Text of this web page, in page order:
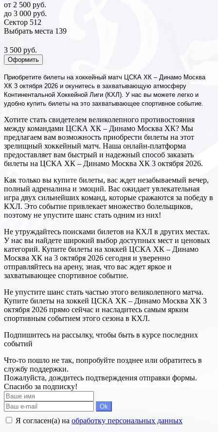
от 2 500 руб.
до 3 000 руб.
Сектор 512
Выбрать места 139
3 500 руб.
Оформить
Приобретите билеты на хоккейный матч ЦСКА ХК – Динамо Москва
ХК 3 октября 2026 и окунитесь в захватывающую атмосферу
Континентальной Хоккейной Лиги (КХЛ). У нас вы можете легко и
удобно купить билеты на это захватывающее спортивное событие.
Хотите стать свидетелем великолепного противостояния
между командами ЦСКА ХК – Динамо Москва ХК? Мы
предлагаем вам возможность приобрести билеты на этот
зрелищный хоккейный матч. Наша онлайн-платформа
предоставляет вам быстрый и надежный способ заказать
билеты на ЦСКА ХК – Динамо Москва ХК 3 октября 2026.
Как только вы купите билеты, вас ждет незабываемый вечер,
полный адреналина и эмоций. Вас ожидает увлекательная
игра двух сильнейших команд, которые сражаются за победу в
КХЛ. Это событие привлекает множество болельщиков,
поэтому не упустите шанс стать одним из них!
Не утруждайтесь поисками билетов на КХЛ в других местах.
У нас вы найдете широкий выбор доступных мест и ценовых
категорий. Купите билеты на хоккей ЦСКА ХК – Динамо
Москва ХК на 3 октября 2026 сегодня и уверенно
отправляйтесь на арену, зная, что вас ждет яркое и
захватывающее спортивное событие.
Не упустите шанс стать частью этого великолепного матча.
Купите билеты на хоккей ЦСКА ХК – Динамо Москва ХК 3
октября 2026 прямо сейчас и насладитесь самым ярким
спортивным событием этого сезона в КХЛ.
Подпишитесь на рассылку, чтобы быть в курсе последних
событий
Что-то пошло не так, попробуйте позднее или обратитесь в
службу поддержки.
Пожалуйста, дождитесь подтверждения отправки формы.
Спасибо за подписку!
Ok
Я согласен(а) на обработку персональных данных